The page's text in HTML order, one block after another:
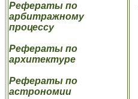
Рефераты по
арбитражному
процессу
Рефераты по
архитектуре
Рефераты по
астрономии